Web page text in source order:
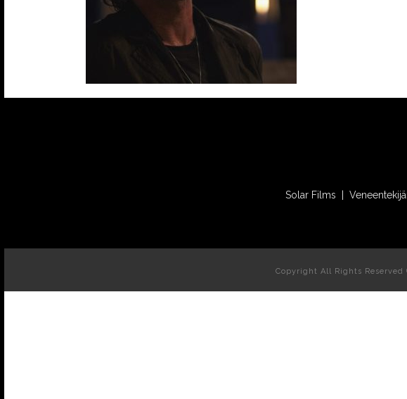
Solar Films |
Copyright All Rights